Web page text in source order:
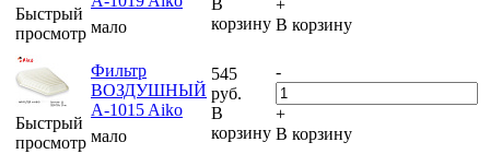
Быстрый
просмотр мало
В
корзину
+
В корзину
Быстрый
просмотр
Фильтр
ВОЗДУШНЫЙ
A-1015 Aiko
мало
545
руб.
В
корзину
-
+
В корзину